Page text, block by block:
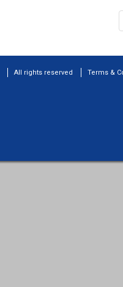
All rights reserved Terms &